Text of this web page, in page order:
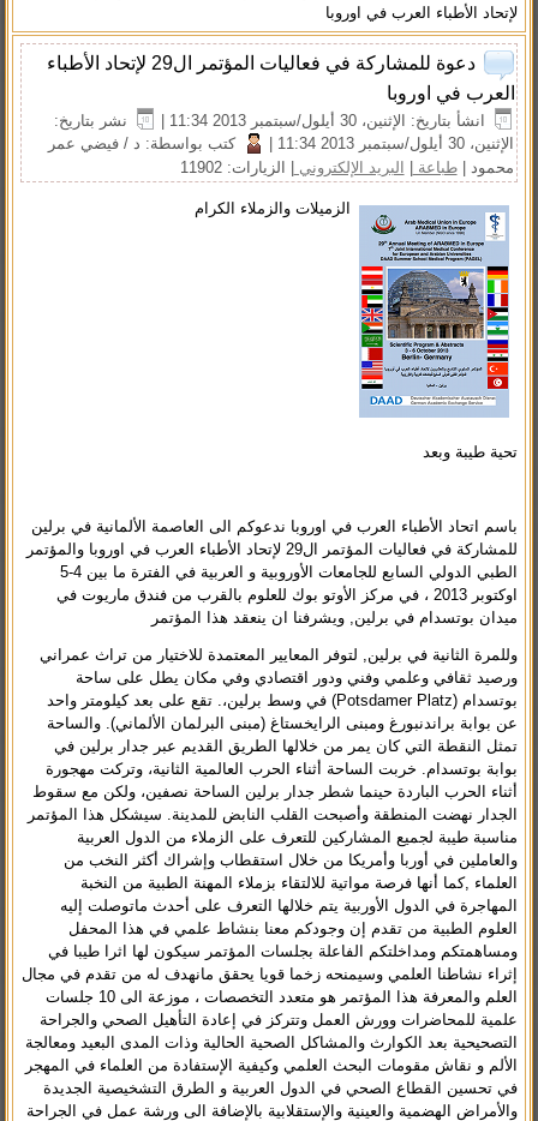
لإتحاد الأطباء العرب في اوروبا
دعوة للمشاركة في فعاليات المؤتمر ال29 لإتحاد الأطباء
العرب في اوروبا
انشأ بتاريخ: الإثنين، 30 أيلول/سبتمبر 2013 11:34
نشر بتاريخ:
الإثنين، 30 أيلول/سبتمبر 2013 11:34
كتب بواسطة: د / فيضي عمر
محمود
|طباعة البريد الإلكتروني | الزيارات: 11902
الزميلات والزملاء الكرام
تحية طيبة وبعد
باسم اتحاد الأطباء العرب في اوروبا ندعوكم الى العاصمة الألمانية في برلين
للمشاركة في فعاليات المؤتمر ال29 لإتحاد الأطباء العرب في اوروبا والمؤتمر
الطبي الدولي السابع للجامعات الأوروبية و العربية في الفترة ما بين 4-5
اوكتوبر 2013 ، في مركز الأوتو بوك للعلوم بالقرب من فندق ماريوت في
ميدان بوتسدام في برلين, ويشرفنا ان ينعقد هذا المؤتمر
وللمرة الثانية في برلين, لتوفر المعايير المعتمدة للاختيار من تراث عمراني
ورصيد ثقافي وعلمي وفني ودور اقتصادي وفي مكان يطل على ساحة
بوتسدام (Potsdamer Platz) في وسط برلين،. تقع على بعد كيلومتر واحد
عن بوابة براندنبورغ ومبنى الرايخستاغ (مبنى البرلمان الألماني). والساحة
تمثل النقطة التي كان يمر من خلالها الطريق القديم عبر جدار برلين في
بوابة بوتسدام. خربت الساحة أثناء الحرب العالمية الثانية، وتركت مهجورة
أثناء الحرب الباردة حينما شطر جدار برلين الساحة نصفين، ولكن مع سقوط
الجدار نهضت المنطقة وأصبحت القلب النابض للمدينة. سيشكل هذا المؤتمر
مناسبة طيبة لجميع المشاركين للتعرف على الزملاء من الدول العربية
والعاملين في أوربا وأمريكا من خلال استقطاب وإشراك أكثر النخب من
العلماء ,كما أنها فرصة مواتية للالتقاء بزملاء المهنة الطبية من النخبة
المهاجرة في الدول الأوربية يتم خلالها التعرف على أحدث ماتوصلت إليه
العلوم الطبية من تقدم إن وجودكم معنا بنشاط علمي في هذا المحفل
ومساهمتكم ومداخلتكم الفاعلة بجلسات المؤتمر سيكون لها اثرا طيبا في
إثراء نشاطنا العلمي وسيمنحه زخما قويا يحقق مانهدف له من تقدم في مجال
العلم والمعرفة هذا المؤتمر هو متعدد التخصصات ، موزعة الى 10 جلسات
علمية للمحاضرات وورش العمل وتتركز في إعادة التأهيل الصحي والجراحة
التصحيحية بعد الكوارث والمشاكل الصحية الحالية وذات المدى البعيد ومعالجة
الألم و نقاش مقومات البحث العلمي وكيفية الإستفادة من العلماء في المهجر
في تحسين القطاع الصحي في الدول العربية و الطرق التشخيصية الجديدة
والأمراض الهضمية والعينية والإستقلابية بالإضافة الى ورشة عمل في الجراحة